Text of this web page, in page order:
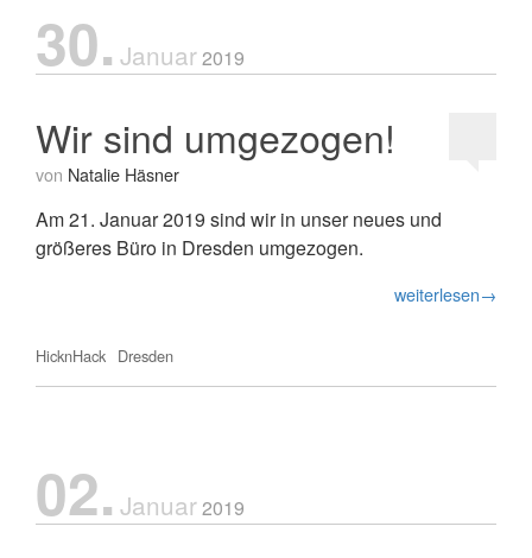
30. Januar2019
Wir sind umgezogen!
von Natalie Häsner
Am 21. Januar 2019 sind wir in unser neues und
größeres Büro in Dresden umgezogen.
weiterlesen→
HicknHack Dresden
02. Januar2019